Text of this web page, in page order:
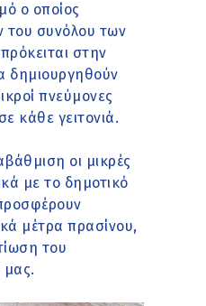
ο οποίος
του συνόλου των
στην
δημιουργηθούν
πνεύμονες
κάθε γειτονιά.
οι μικρές
με το δημοτικό
μέτρα πρασίνου,
του
μας.